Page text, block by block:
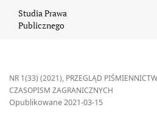
Studia Prawa
Publicznego
NR 1(33) (2021), PRZEGLĄD
CZASOPISM ZAGRANICZNYCH
Opublikowane 2021-03-15